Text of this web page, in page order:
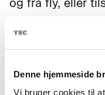
Denne hjemmeside
Vi bruger cookies til
Mål